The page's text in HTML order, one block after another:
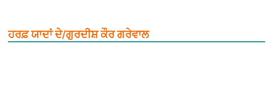
ਹਰਫ਼ ਯਾਦਾਂ ਦੇ/ਗੁਰਦੀਸ਼ ਕੌਰ ਗਰੇਵਾਲ